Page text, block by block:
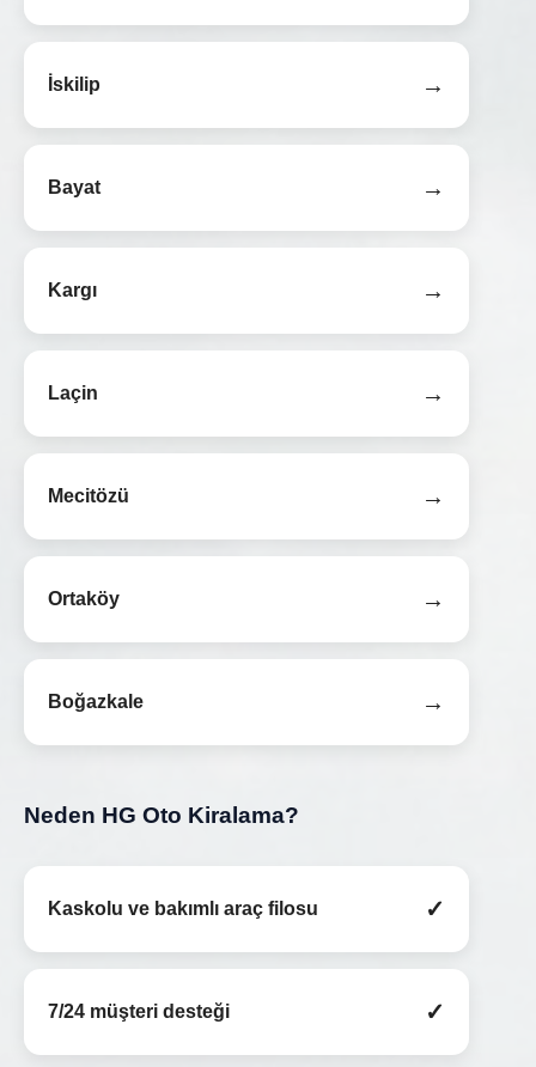
İskilip →
Bayat →
Kargı →
Laçin →
Mecitözü →
Ortaköy →
Boğazkale →
Neden HG Oto Kiralama?
Kaskolu ve bakımlı araç filosu ✓
7/24 müşteri desteği ✓